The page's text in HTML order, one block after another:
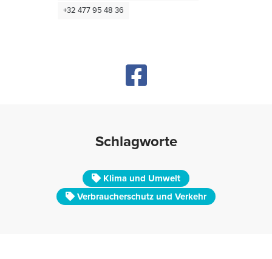
+32 477 95 48 36
Schlagworte
Klima und Umwelt
Verbraucherschutz und Verkehr